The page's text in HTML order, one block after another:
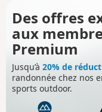
Des offres
aux
Premium
Jusqu’à 20% de
randonnée chez nos
sports outdoor.